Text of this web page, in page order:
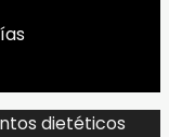
dietéticos